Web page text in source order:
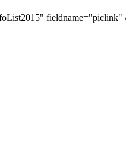
fieldname="piclink"